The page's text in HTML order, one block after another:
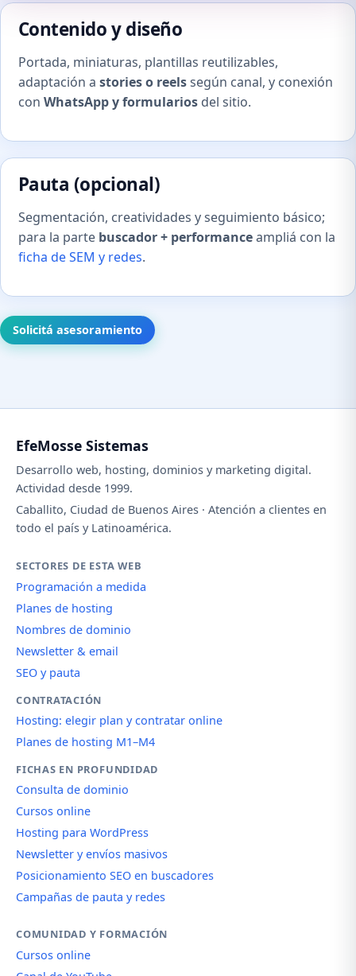
Contenido y diseño
Portada, miniaturas, plantillas reutilizables,
adaptación a stories o reelssegún canal, y conexión
con WhatsApp y formulariosdel sitio.
Pauta (opcional)
Segmentación, creatividades y seguimiento básico;
para la parte buscador + performanceampliá con la
ficha de SEM y redes.
Solicitá asesoramiento
EfeMosse Sistemas
Desarrollo web, hosting, dominios y marketing digital.
Actividad desde 1999.
Caballito, Ciudad de Buenos Aires · Atención a clientes en
todo el país y Latinoamérica.
SECTORES DE ESTA WEB
Programación a medida
Planes de hosting
Nombres de dominio
Newsletter & email
SEO y pauta
CONTRATACIÓN
Hosting: elegir plan y contratar online
Planes de hosting M1–M4
FICHAS EN PROFUNDIDAD
Consulta de dominio
Cursos online
Hosting para WordPress
Newsletter y envíos masivos
Posicionamiento SEO en buscadores
Campañas de pauta y redes
COMUNIDAD Y FORMACIÓN
Cursos online